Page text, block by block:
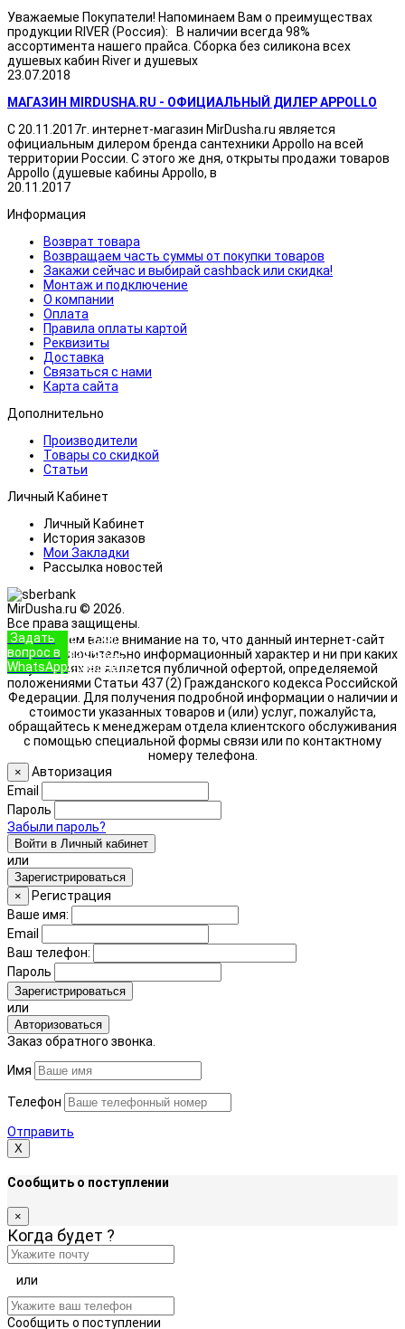
Уважаемые Покупатели! Напоминаем Вам о преимуществах
продукции RIVER (Россия): В наличии всегда 98%
ассортимента нашего прайса. Сборка без силикона всех
душевых кабин River и душевых
23.07.2018
МАГАЗИН MIRDUSHA.RU - ОФИЦИАЛЬНЫЙ ДИЛЕР APPOLLO
С 20.11.2017г. интернет-магазин MirDusha.ru является
официальным дилером бренда сантехники Appollo на всей
территории России. С этого же дня, открыты продажи товаров
Appollo (душевые кабины Appollo, в
20.11.2017
Информация
Возврат товара
Возвращаем часть суммы от покупки товаров
Закажи сейчас и выбирай cashback или скидка!
Монтаж и подключение
О компании
Оплата
Правила оплаты картой
Реквизиты
Доставка
Связаться с нами
Карта сайта
Дополнительно
Производители
Товары со скидкой
Статьи
Личный Кабинет
Личный Кабинет
История заказов
Мои Закладки
Рассылка новостей
MirDusha.ru © 2026.
Все права защищены.
Обращаем ваше внимание на то, что данный интернет-сайт
носит исключительно информационный характер и ни при каких
условиях не является публичной офертой, определяемой
положениями Статьи 437 (2) Гражданского кодекса Российской
Федерации. Для получения подробной информации о наличии и
стоимости указанных товаров и (или) услуг, пожалуйста,
обращайтесь к менеджерам отдела клиентского обслуживания
с помощью специальной формы связи или по контактному
номеру телефона.
Задать
вопрос в
WhatsApp
+7 (933)
888-8322
Позвонить
×
Авторизация
Email
Пароль
Забыли пароль?
Войти в Личный кабинет
или
Зарегистрироваться
×
Регистрация
Ваше имя:
Email
Ваш телефон:
Пароль
Зарегистрироваться
или
Авторизоваться
Заказ обратного звонка.
Имя
Телефон
Отправить
Х
Сообщить о поступлении
×
Когда будет ?
или
Сообщить о поступлении